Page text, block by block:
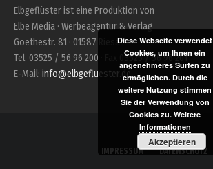
Elbgeflüster ist eine Produktion von
Elbe Media · Werbeagentur & Verlag
Goethestr. 81 · 01587 Riesa
Tel. 03525 / 56 96 200 · Fax 03525 / 56 96 201
E-Mail: info@elbgefluester.de
IMPRESSUM DATENSCHUTZ
Diese Webseite verwendet
Cookies, um Ihnen ein
angenehmeres Surfen zu
ermöglichen. Durch die
weitere Nutzung stimmen
Sie der Verwendung von
Cookies zu. Weitere
Informationen
Akzeptieren